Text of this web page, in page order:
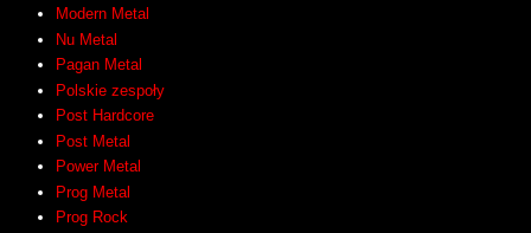
Modern Metal
Nu Metal
Pagan Metal
Polskie zespoły
Post Hardcore
Post Metal
Power Metal
Prog Metal
Prog Rock